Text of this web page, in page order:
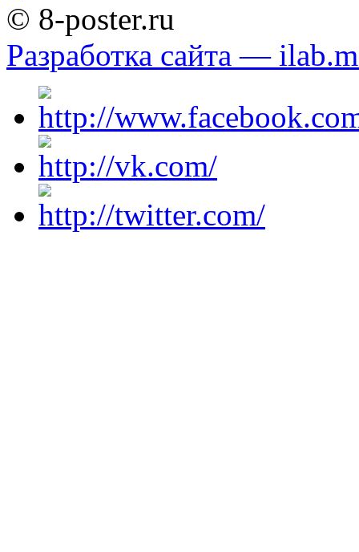
© 8-poster.ru
Разработка сайта —